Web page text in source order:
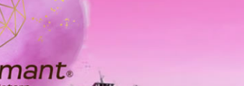
Beratung und ✔️ Spirituelles